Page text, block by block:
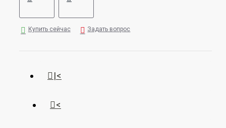
Купить сейчас Задать вопрос
|<
<